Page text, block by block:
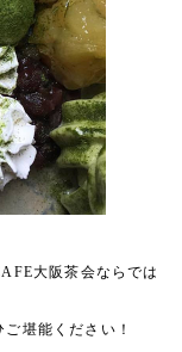
大阪茶会ならでは
ご堪能ください！